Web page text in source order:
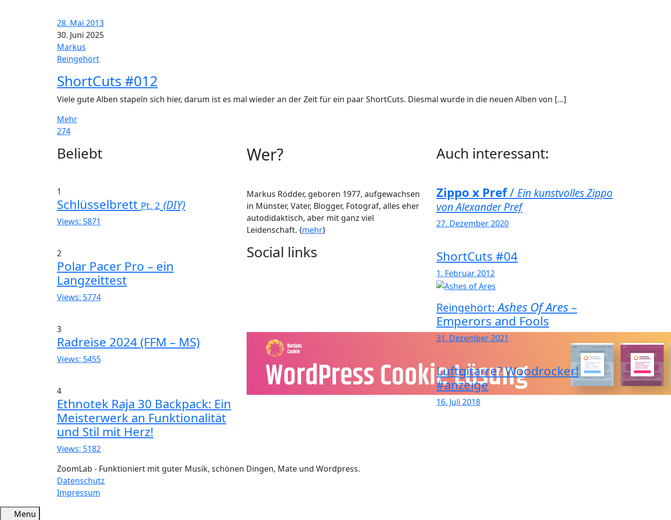
28. Mai 2013
30. Juni 2025
Markus
Reingehört
ShortCuts #012
Viele gute Alben stapeln sich hier, darum ist es mal wieder an der Zeit für ein paar ShortCuts. Diesmal wurde in die neuen Alben von […]
Mehr
274
WidgetsBeliebt
1
Schlüsselbrett Pt. 2 (DIY)
Views: 5871
2
Polar Pacer Pro – ein
Langzeittest
Views: 5774
3
Radreise 2024 (FFM – MS)
Views: 5455
4
Ethnotek Raja 30 Backpack: Ein
Meisterwerk an Funktionalität
und Stil mit Herz!
Views: 5182
Wer?
Markus Rödder, geboren 1977, aufgewachsen
in Münster, Vater, Blogger, Fotograf, alles eher
autodidaktisch, aber mit ganz viel
Leidenschaft. {mehr}
Social links
Auch interessant:
Zippo x Pref/ Ein kunstvolles Zippo
von Alexander Pref
27. Dezember 2020
ShortCuts #04
1. Februar 2012
Reingehört: Ashes Of Ares –
Emperors and Fools
31. Dezember 2021
Luftgitarre? Woodrocker!
#anzeige
16. Juli 2018
ZoomLab - Funktioniert mit guter Musik, schönen Dingen, Mate und Wordpress.
Datenschutz
Impressum
Menu